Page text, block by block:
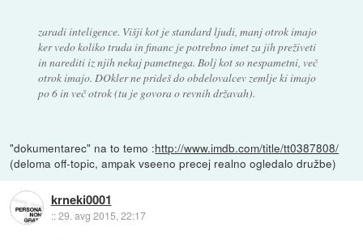
zaradi inteligence. Višji kot je standard ljudi, manj otrok imajo
ker vedo koliko truda in financ je potrebno imet za jih preživeti
in narediti iz njih nekaj pametnega. Bolj kot so nespametni, več
otrok imajo. DOkler ne prideš do obdelovalcev zemlje ki imajo
po 6 in več otrok (tu je govora o revnih državah).
"dokumentarec" na to temo :http://www.imdb.com/title/tt0387808/
(deloma off-topic, ampak vseeno precej realno ogledalo družbe)
krneki0001
::29. avg 2015, 22:17